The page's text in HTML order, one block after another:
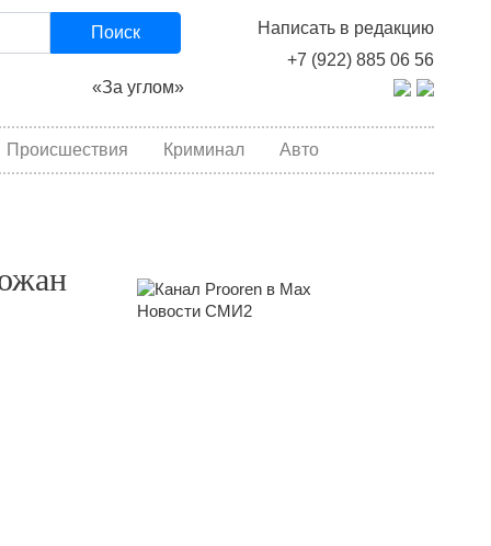
Написать в редакцию
+7 (922) 885 06 56
Поиск
«За углом»
Происшествия Криминал Авто
Новости СМИ2